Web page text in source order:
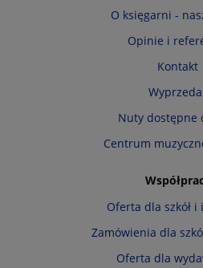
O księgarni -
Opinie i
Kontakt
Nuty dostępne
Centrum
Oferta dla szkół
Zamówienia dla
Oferta dla